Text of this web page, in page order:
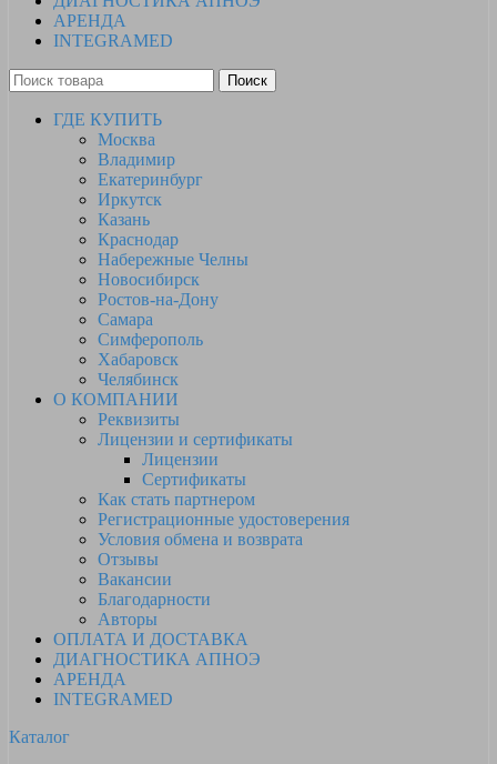
АРЕНДА
INTEGRAMED
Поиск
ГДЕ КУПИТЬ
Москва
Владимир
Екатеринбург
Иркутск
Казань
Краснодар
Набережные Челны
Новосибирск
Ростов-на-Дону
Самара
Симферополь
Хабаровск
Челябинск
О КОМПАНИИ
Реквизиты
Лицензии и сертификаты
Лицензии
Сертификаты
Как стать партнером
Регистрационные удостоверения
Условия обмена и возврата
Отзывы
Вакансии
Благодарности
Авторы
ОПЛАТА И ДОСТАВКА
ДИАГНОСТИКА АПНОЭ
АРЕНДА
INTEGRAMED
Каталог